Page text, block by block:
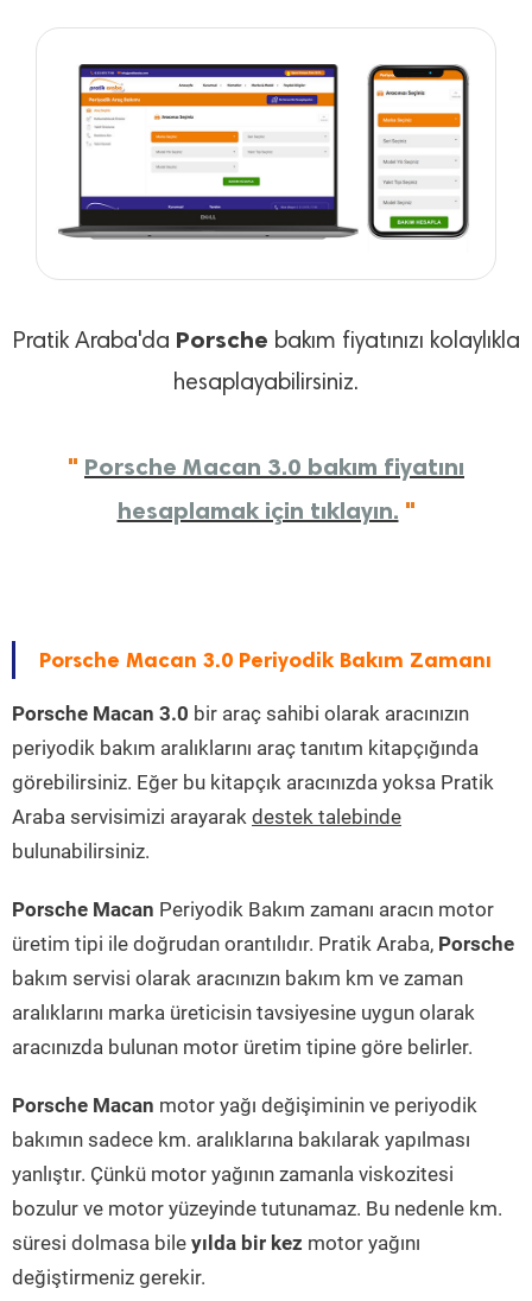
Pratik Araba'da Porsche bakım fiyatınızı kolaylıkla
hesaplayabilirsiniz.
" Porsche Macan 3.0 bakım fiyatını
hesaplamak için tıklayın. "
Porsche Macan 3.0 Periyodik Bakım Zamanı
Porsche Macan 3.0 bir araç sahibi olarak aracınızın
periyodik bakım aralıklarını araç tanıtım kitapçığında
görebilirsiniz. Eğer bu kitapçık aracınızda yoksa Pratik
Araba servisimizi arayarak destek talebinde
bulunabilirsiniz.
Porsche Macan Periyodik Bakım zamanı aracın motor
üretim tipi ile doğrudan orantılıdır. Pratik Araba, Porsche
bakım servisi olarak aracınızın bakım km ve zaman
aralıklarını marka üreticisin tavsiyesine uygun olarak
aracınızda bulunan motor üretim tipine göre belirler.
Porsche Macan motor yağı değişiminin ve periyodik
bakımın sadece km. aralıklarına bakılarak yapılması
yanlıştır. Çünkü motor yağının zamanla viskozitesi
bozulur ve motor yüzeyinde tutunamaz. Bu nedenle km.
süresi dolmasa bile yılda bir kez motor yağını
değiştirmeniz gerekir.